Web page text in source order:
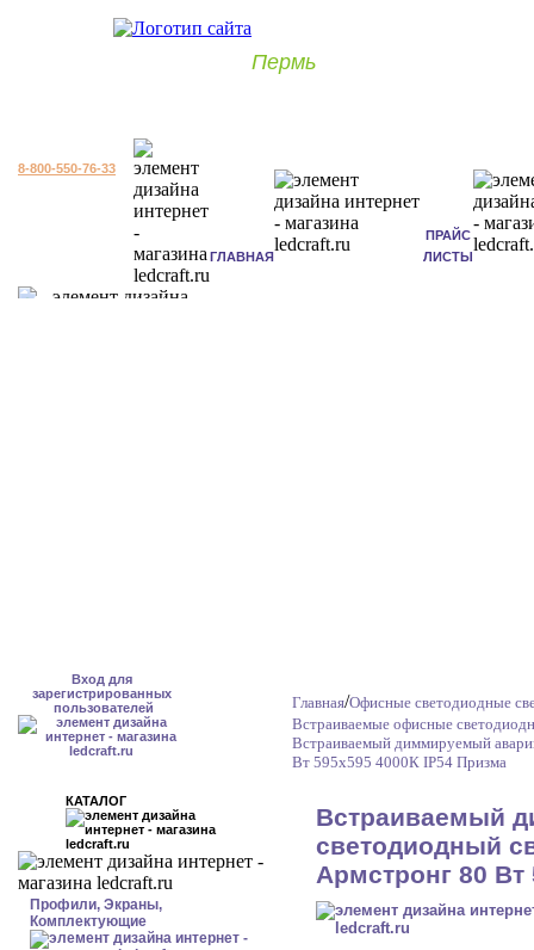
Пермь
8-800-550-76-33
ГЛАВНАЯ
ПРАЙС
ЛИСТЫ
Вход для
зарегистрированных
пользователей
КАТАЛОГ
Профили, Экраны,
Комплектующие
Главная/Офисные светодиодные
Встраиваемые офисные
Встраиваемый диммируемый
Вт 595x595 4000К IP54 Призма
Встраиваемый
светодиодный
Армстронг 80 Вт